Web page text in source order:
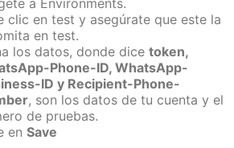
clic en test y asegúrate que este la
en test.
los datos, donde dice token,
Phone-ID, WhatsApp-
ID y Recipient-Phone-
, son los datos de tu cuenta y el
de pruebas.
en Save